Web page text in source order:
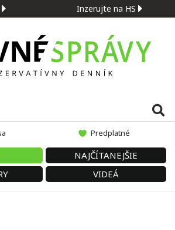
Inzerujte na HS
Predplatné
NAJČÍTANEJŠIE
VIDEÁ